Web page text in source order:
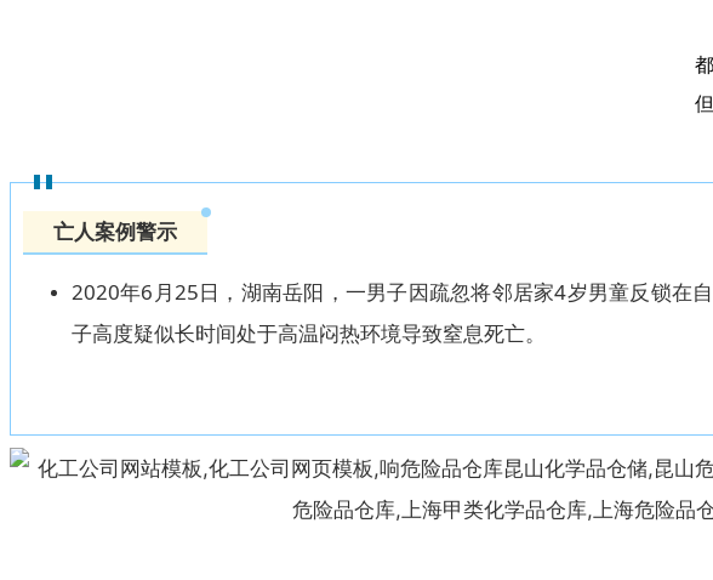
亡人案例警示
2020年6月25日，湖南岳阳，一男子因疏忽将邻居家4岁男童反锁在
子高度疑似长时间处于高温闷热环境导致窒息死亡。